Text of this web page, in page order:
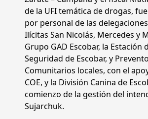
de la UFI temática de drogas,
por personal de las
Ilícitas San Nicolás, Mercedes y
Grupo GAD Escobar, la Estación
Seguridad de Escobar, y
Comunitarios locales, con el
COE, y la División Canina de
comienzo de la gestión del
Sujarchuk.